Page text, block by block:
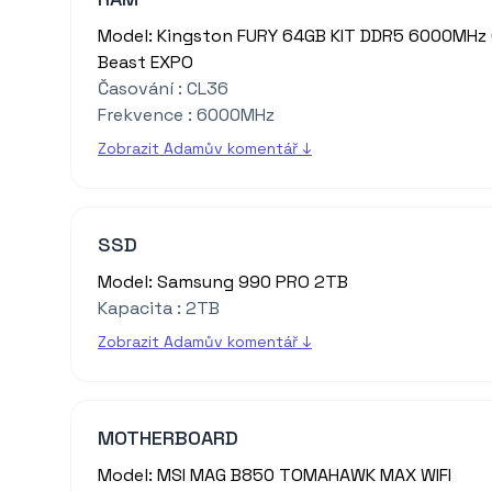
Model: Kingston FURY 64GB KIT DDR5 6000MHz
Beast EXPO
Časování : CL36
Frekvence : 6000MHz
Zobrazit Adamův komentář ↓
SSD
Model: Samsung 990 PRO 2TB
Kapacita : 2TB
Zobrazit Adamův komentář ↓
MOTHERBOARD
Model: MSI MAG B850 TOMAHAWK MAX WIFI